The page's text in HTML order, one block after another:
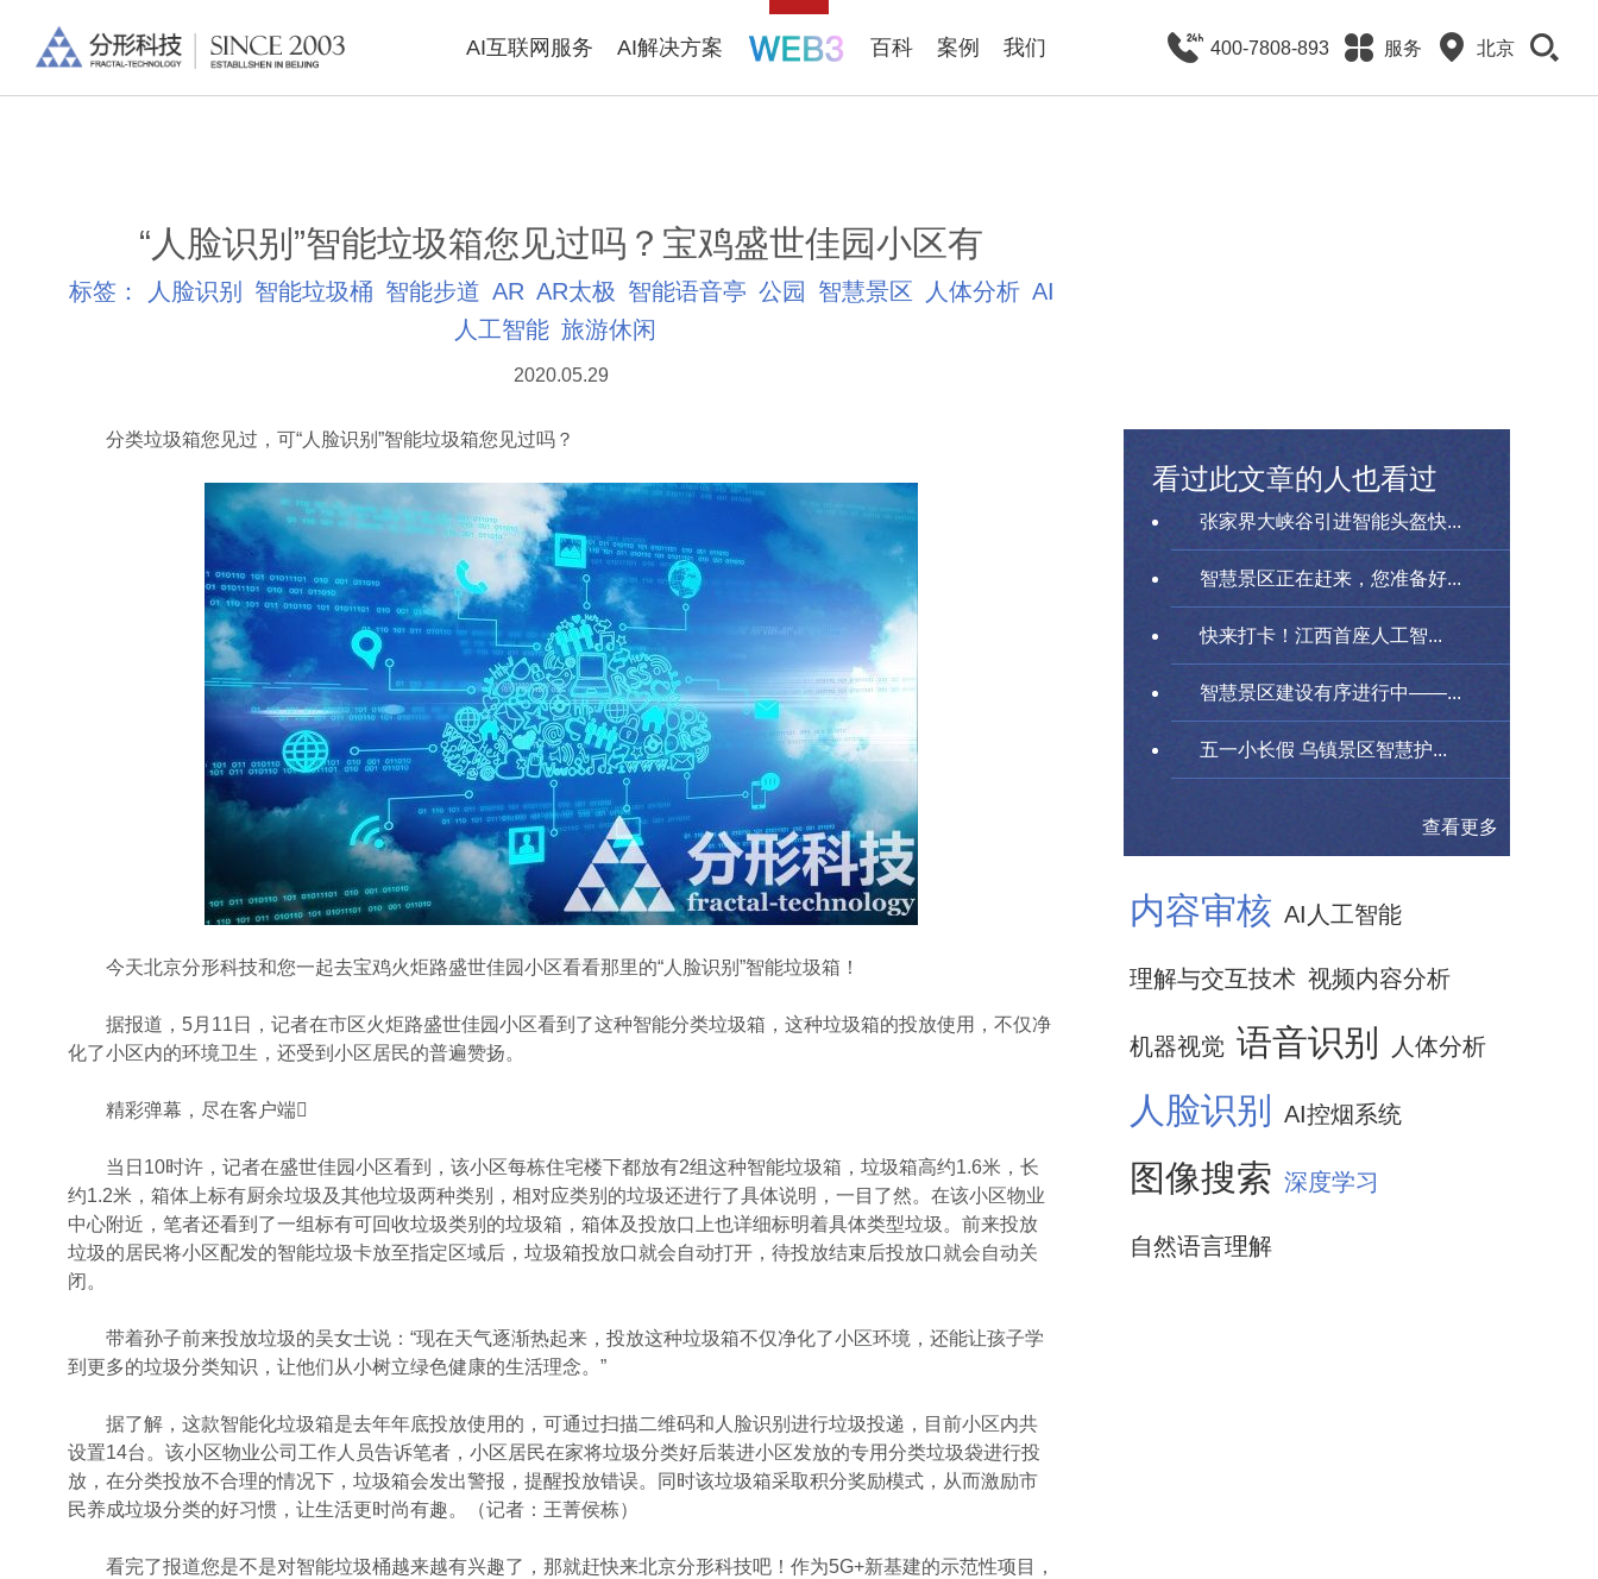
AI互联网服务 AI解决方案 百科 案例 我们 400-7808-893 服务 北京
“人脸识别”智能垃圾箱您见过吗？宝鸡盛世佳园小区有
标签： 人脸识别 智能垃圾桶 智能步道 AR AR太极 智能语音亭 公园 智慧景区 人体分析 AI
人工智能 旅游休闲
2020.05.29
分类垃圾箱您见过，可“人脸识别”智能垃圾箱您见过吗？
今天北京分形科技和您一起去宝鸡火炬路盛世佳园小区看看那里的“人脸识别”智能垃圾箱！
据报道，5月11日，记者在市区火炬路盛世佳园小区看到了这种智能分类垃圾箱，这种垃圾箱的投放使用，不仅净
化了小区内的环境卫生，还受到小区居民的普遍赞扬。
精彩弹幕，尽在客户端
当日10时许，记者在盛世佳园小区看到，该小区每栋住宅楼下都放有2组这种智能垃圾箱，垃圾箱高约1.6米，长
约1.2米，箱体上标有厨余垃圾及其他垃圾两种类别，相对应类别的垃圾还进行了具体说明，一目了然。在该小区物业
中心附近，笔者还看到了一组标有可回收垃圾类别的垃圾箱，箱体及投放口上也详细标明着具体类型垃圾。前来投放
垃圾的居民将小区配发的智能垃圾卡放至指定区域后，垃圾箱投放口就会自动打开，待投放结束后投放口就会自动关
闭。
带着孙子前来投放垃圾的吴女士说：“现在天气逐渐热起来，投放这种垃圾箱不仅净化了小区环境，还能让孩子学
到更多的垃圾分类知识，让他们从小树立绿色健康的生活理念。”
据了解，这款智能化垃圾箱是去年年底投放使用的，可通过扫描二维码和人脸识别进行垃圾投递，目前小区内共
设置14台。该小区物业公司工作人员告诉笔者，小区居民在家将垃圾分类好后装进小区发放的专用分类垃圾袋进行投
放，在分类投放不合理的情况下，垃圾箱会发出警报，提醒投放错误。同时该垃圾箱采取积分奖励模式，从而激励市
民养成垃圾分类的好习惯，让生活更时尚有趣。（记者：王菁侯栋）
看完了报道您是不是对智能垃圾桶越来越有兴趣了，那就赶快来北京分形科技吧！作为5G+新基建的示范性项目，
看过此文章的人也看过
张家界大峡谷引进智能头盔快...
智慧景区正在赶来，您准备好...
快来打卡！江西首座人工智...
智慧景区建设有序进行中——...
五一小长假 乌镇景区智慧护...
查看更多
内容审核 AI人工智能
理解与交互技术 视频内容分析
机器视觉 语音识别 人体分析
人脸识别 AI控烟系统
图像搜索 深度学习
自然语言理解